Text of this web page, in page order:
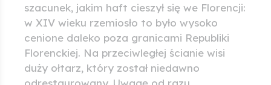
szacunek, jakim haft cieszył się we Florencji:
w XIV wieku rzemiosło to było wysoko
cenione daleko poza granicami Republiki
Florenckiej. Na przeciwległej ścianie wisi
duży ołtarz, który został niedawno